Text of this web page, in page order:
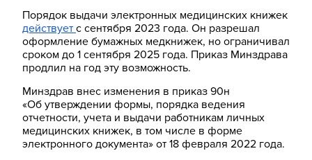
Порядок выдачи электронных медицинских книжек
действует с сентября 2023 года. Он разрешал
оформление бумажных медкнижек, но ограничивал
сроком до 1 сентября 2025 года. Приказ Минздрава
продлил на год эту возможность.
Минздрав внес изменения в приказ 90н
«Об утверждении формы, порядка ведения
отчетности, учета и выдачи работникам личных
медицинских книжек, в том числе в форме
электронного документа» от 18 февраля 2022 года.